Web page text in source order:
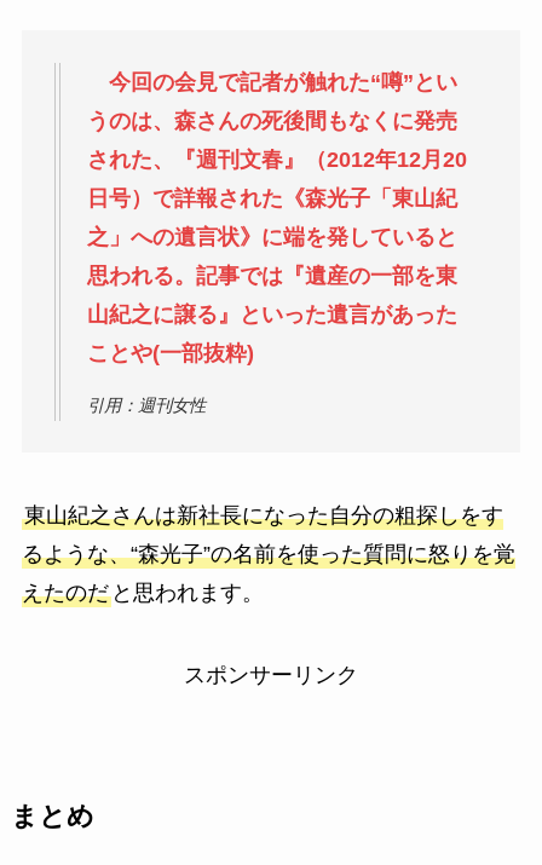
今回の会見で記者が触れた“噂”とい
うのは、森さんの死後間もなくに発売
された、『週刊文春』（2012年12月20
日号）で詳報された《森光子「東山紀
之」への遺言状》に端を発していると
思われる。記事では『遺産の一部を東
山紀之に譲る』といった遺言があった
ことや(一部抜粋)
引用：週刊女性
東山紀之さんは新社長になった自分の粗探しをす
るような、“森光子”の名前を使った質問に怒りを覚
えたのだと思われます。
スポンサーリンク
まとめ